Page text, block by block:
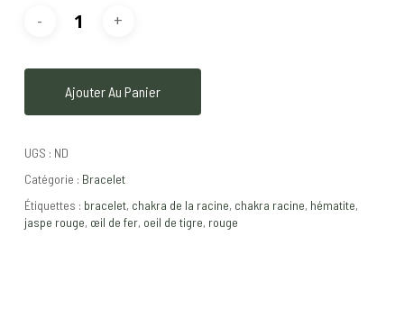
Ajouter Au Panier
UGS : ND
Catégorie : Bracelet
Étiquettes : bracelet, chakra de la racine, chakra racine, hématite,
jaspe rouge, œil de fer, oeil de tigre, rouge